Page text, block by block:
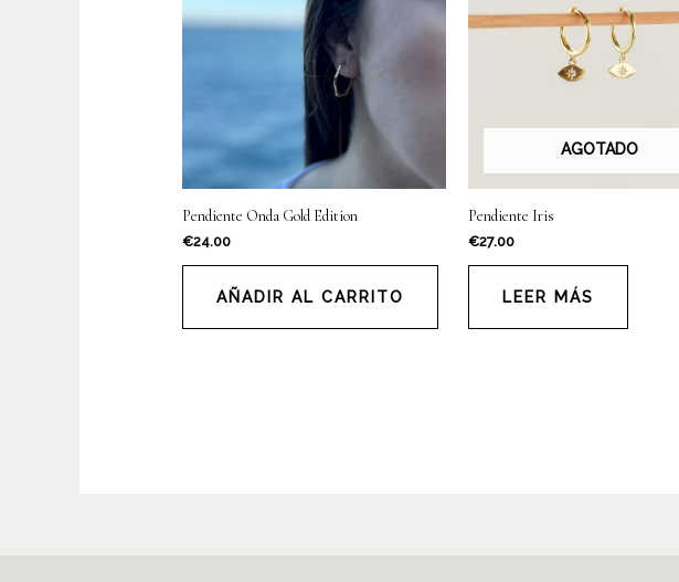
Pendiente Onda Gold Edition
€24.00
AÑADIR AL CARRITO
AGOTADO
Pendiente Iris
€27.00
LEER MÁS